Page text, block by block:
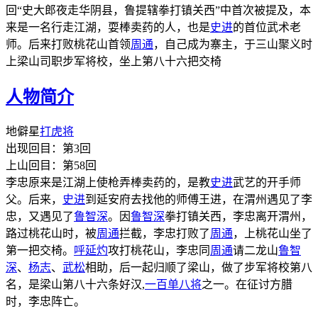
回“史大郎夜走华阴县，鲁提辖拳打镇关西”中首次被提及，本
来是一名行走江湖，耍棒卖药的人，也是史进的首位武术老
师。后来打败桃花山首领周通，自己成为寨主，于三山聚义时
上梁山司职步军将校，坐上第八十六把交椅
人物简介
地僻星打虎将
出现回目：第3回
上山回目：第58回
李忠原来是江湖上使枪弄棒卖药的，是教史进武艺的开手师
父。后来，
史进到延安府去找他的师傅王进，在渭州遇见了李
忠，又遇见了鲁智深。因鲁智深拳打镇关西，李忠离开渭州，
路过桃花山时，被周通拦截，李忠打败了周通，上桃花山坐了
第一把交椅。
呼延灼攻打桃花山，李忠同 周通请二龙山鲁智
深、 杨志、 武松相助，后一起归顺了梁山，做了步军将校第八
名，是梁山第八十六条好汉,一百单八将之一。在征讨方腊
时，李忠阵亡。